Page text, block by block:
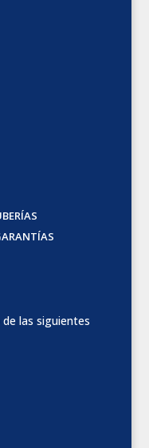
las siguientes